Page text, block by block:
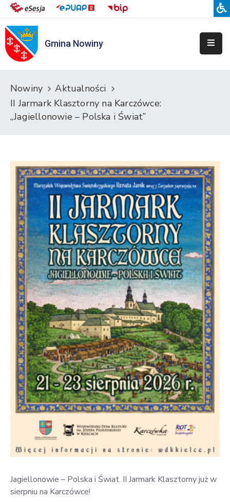
Gmina Nowiny
Liceum
Sportowe
Samorządowe
w
Nowinach
Nowinach
Zespół
Placówek
Integracyjnych
Kowali
Zespół
Placówek
Oświatowych
Bolechowicach
Nowiny
Aktualności
II Jarmark Klasztorny na Karczówce:
„Jagiellonowie – Polska i Świat”
Jagiellonowie – Polska i Świat. II Jarmark Klasztorny już w
sierpniu na Karczówce!